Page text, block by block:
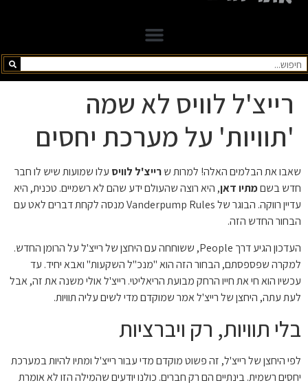
רייצ'ל לוויס לא שמה
'תוויות' על מערכת יחסים
שאבו את הבלמים האלה! למרות שרייצ'ל לוויס עלו שמועות שיש לו חבר
חדש בשםמתיו דאן, היא רוצה שהעולם ידע שהם לא רשמיים. טכנית, היא
עדיין רווקה. הבוגר של Vanderpump Rules מנסה לקחת דברים לאט עם
הבחור החדש הזה.
העדכון הגיע דרך People, ששוחחה עם היחצן של רייצ'ל על הרומן החדש.
למקרה שפספסתם, הבחור הזה הוא "מנכ"ל השקעות" ואבא יחיד. עד
עכשיו הוא חי את חייו הרחק מבועת הריאליטי. רייצ'ל אולי משנה את זה, אבל
לעת עתה, היחצן של רייצ'ל אמר שמוקדם מדי לשים עליה תוויות.
בלי תוויות, רק ויברציות
לפי היחצן של רייצ'ל, זה פשוט מוקדם מדי עבור רייצ'ל ומתיו להיות במערכת
יחסים רשמית. בינתיים הם רק חברים. כולנו יודעים שהמילה הזו לא אומרת